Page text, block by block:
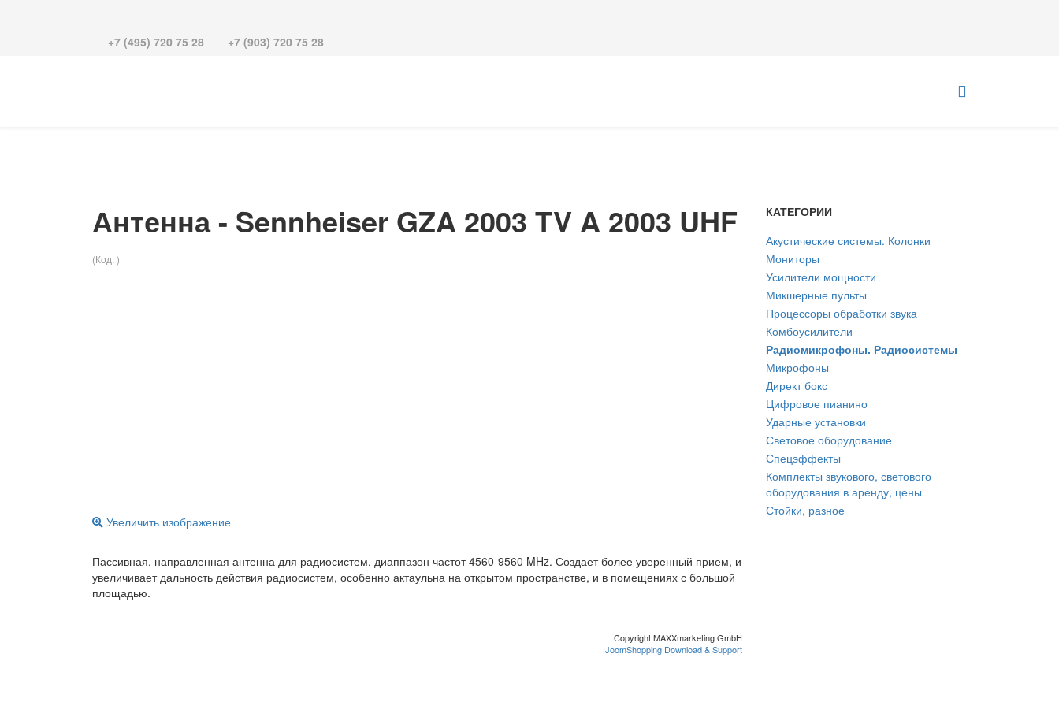
+7 (495) 720 75 28 +7 (903) 720 75 28
Антенна - Sennheiser GZA 2003 TV A 2003 UHF
(Код:)
Увеличить изображение
Пассивная, направленная антенна для радиосистем, диаппазон частот 4560-9560 MHz. Создает более уверенный прием, и
увеличивает дальность действия радиосистем, особенно актаульна на открытом пространстве, и в помещениях с большой
площадью.
Copyright MAXXmarketing GmbH
JoomShopping Download & Support
КАТЕГОРИИ
Акустические системы. Колонки
Мониторы
Усилители мощности
Микшерные пульты
Процессоры обработки звука
Комбоусилители
Радиомикрофоны. Радиосистемы
Микрофоны
Директ бокс
Цифровое пианино
Ударные установки
Световое оборудование
Спецэффекты
Комплекты звукового, светового
оборудования в аренду, цены
Стойки, разное